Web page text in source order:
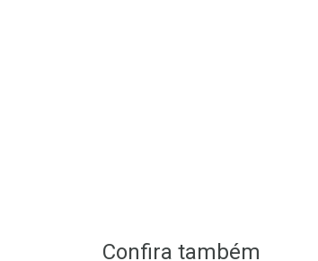
Confira também